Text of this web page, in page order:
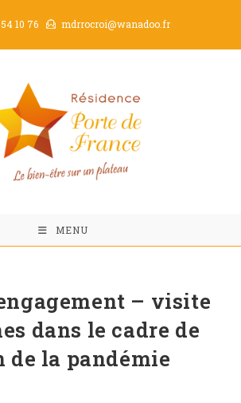
10 76 mdrrocroi@wanadoo.fr
MENU
– visite
dans le cadre de
de la pandémie